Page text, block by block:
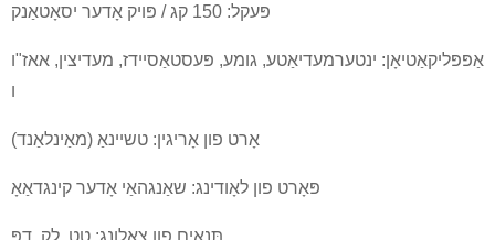
פּעקל: 150 קג / פּויק אָדער יסאָטאַנק
אַפּפּליקאַטיאָן: ינטערמעדיאַטע, גומע, פּעסטאַסיידז, מעדיצין, אאז"ו
ו
אָרט פון אָריגין: טשיינאַ (מאַינלאַנד)
פּאָרט פון לאָודינג: שאַנגהאַי אָדער קינגדאַאָ